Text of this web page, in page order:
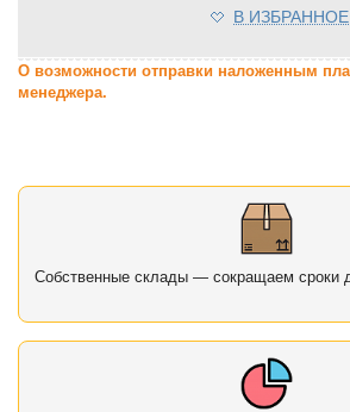
В ИЗБРАННОЕ
О возможности отправки наложенным
менеджера.
Собственные склады — сокращаем сроки